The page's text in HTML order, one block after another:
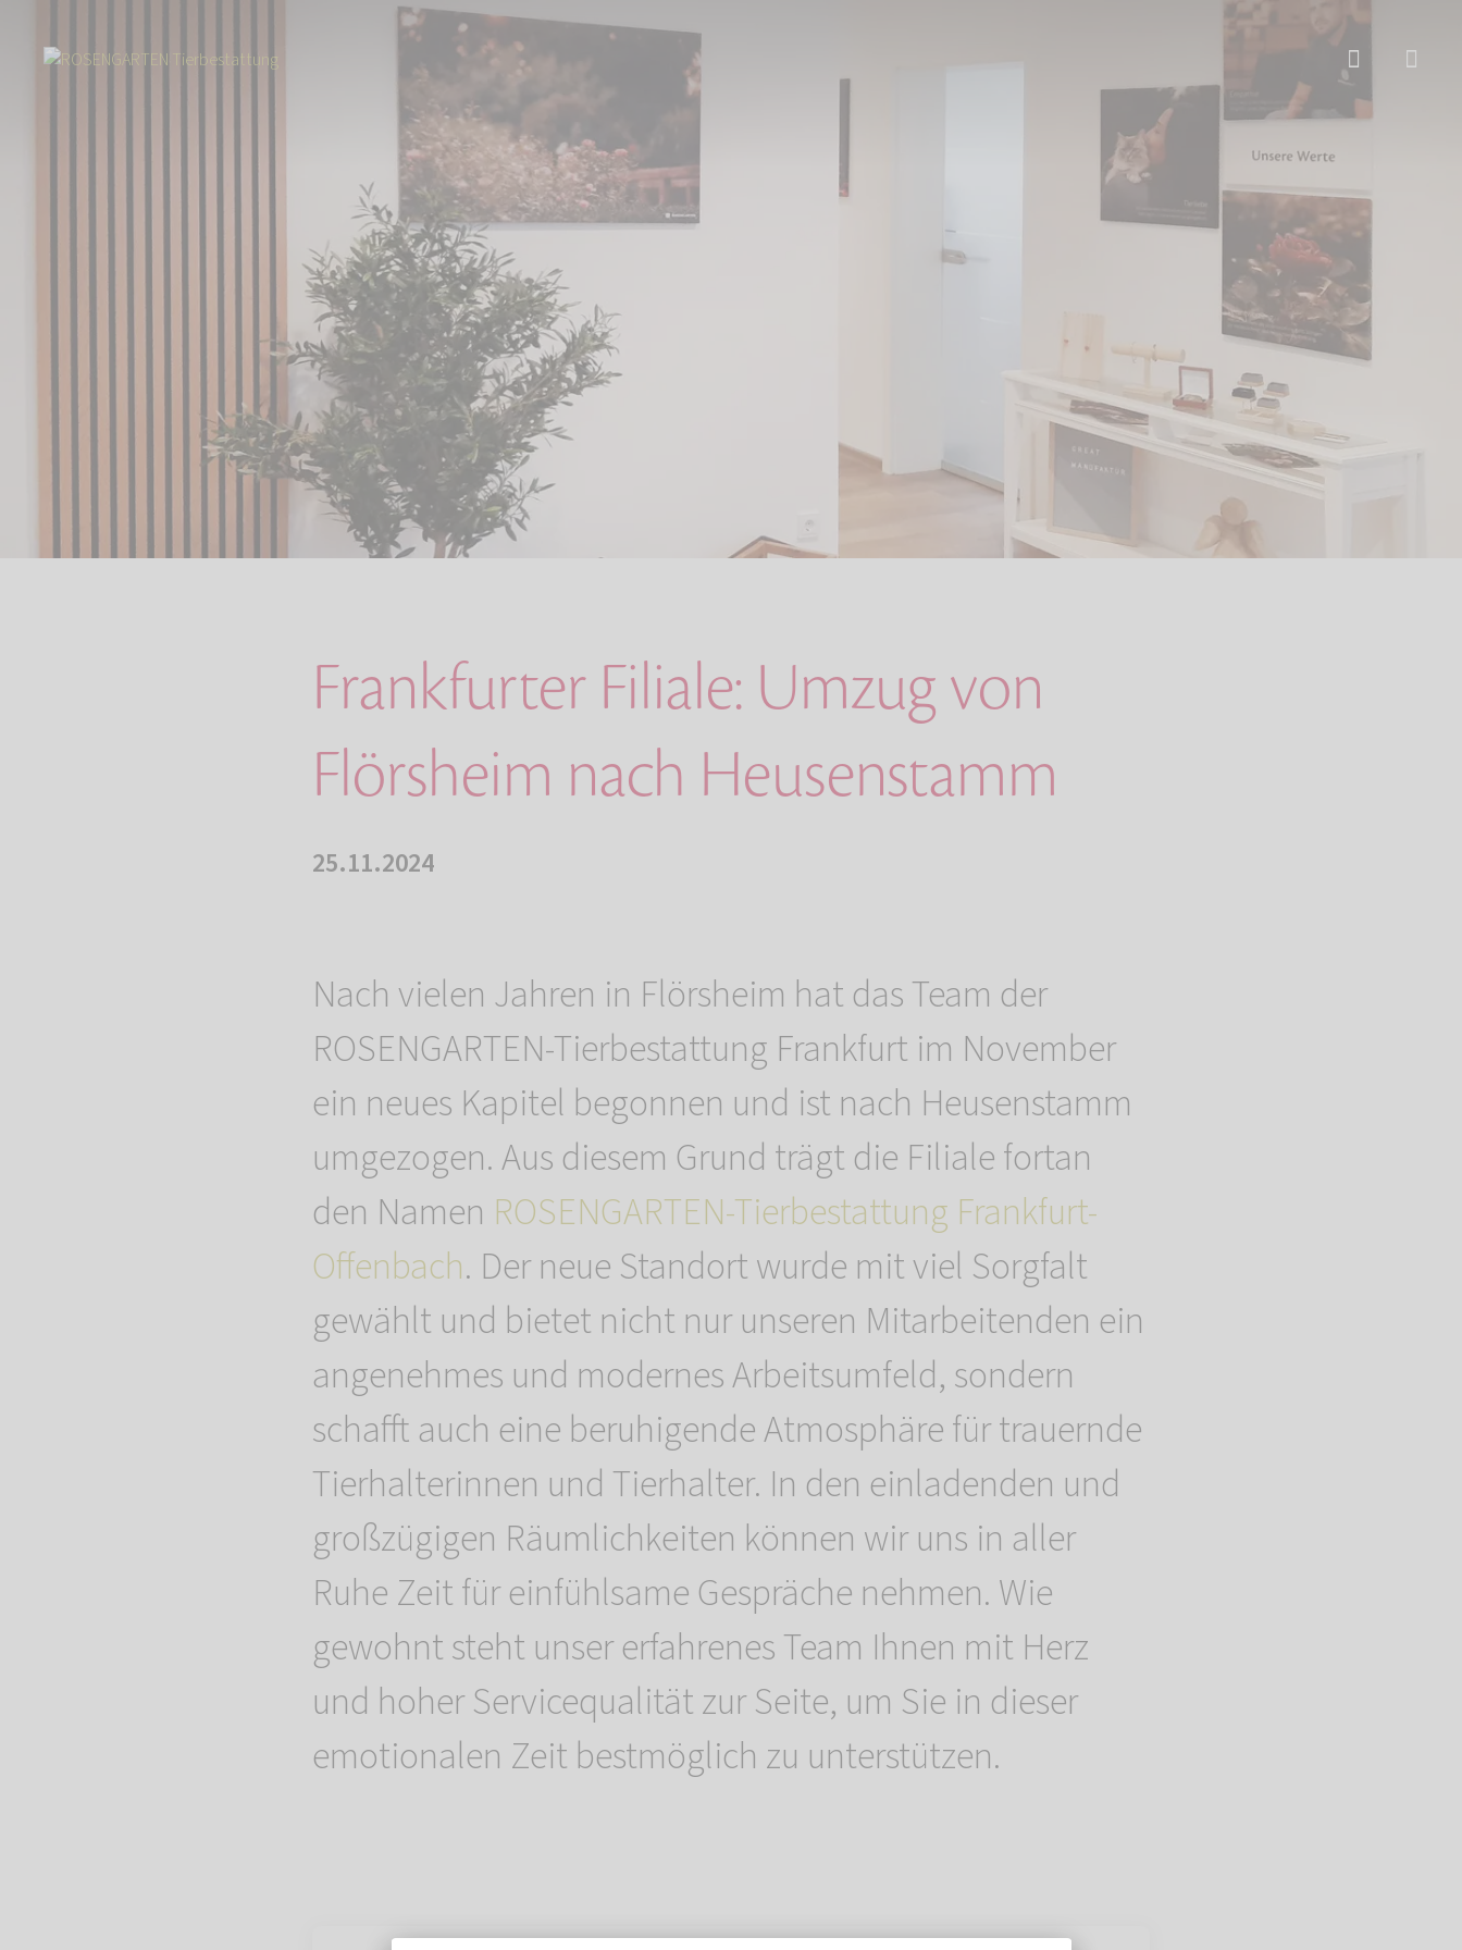
Frankfurter Filiale: Umzug von Flörsheim nach Heusenstamm
Frankfurter Filiale: Umzug von
Flörsheim nach Heusenstamm
25.11.2024
Nach vielen Jahren in Flörsheim hat das Team der
ROSENGARTEN-Tierbestattung Frankfurt im November
ein neues Kapitel begonnen und ist nach Heusenstamm
umgezogen. Aus diesem Grund trägt die Filiale fortan
den Namen ROSENGARTEN-Tierbestattung Frankfurt-
Offenbach. Der neue Standort wurde mit viel Sorgfalt
gewählt und bietet nicht nur unseren Mitarbeitenden ein
angenehmes und modernes Arbeitsumfeld, sondern
schafft auch eine beruhigende Atmosphäre für trauernde
Tierhalterinnen und Tierhalter. In den einladenden und
großzügigen Räumlichkeiten können wir uns in aller
Ruhe Zeit für einfühlsame Gespräche nehmen. Wie
gewohnt steht unser erfahrenes Team Ihnen mit Herz
und hoher Servicequalität zur Seite, um Sie in dieser
emotionalen Zeit bestmöglich zu unterstützen.